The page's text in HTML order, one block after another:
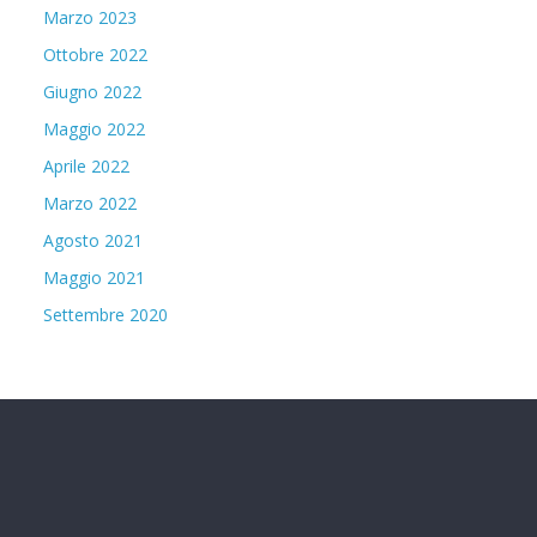
Marzo 2023
Ottobre 2022
Giugno 2022
Maggio 2022
Aprile 2022
Marzo 2022
Agosto 2021
Maggio 2021
Settembre 2020